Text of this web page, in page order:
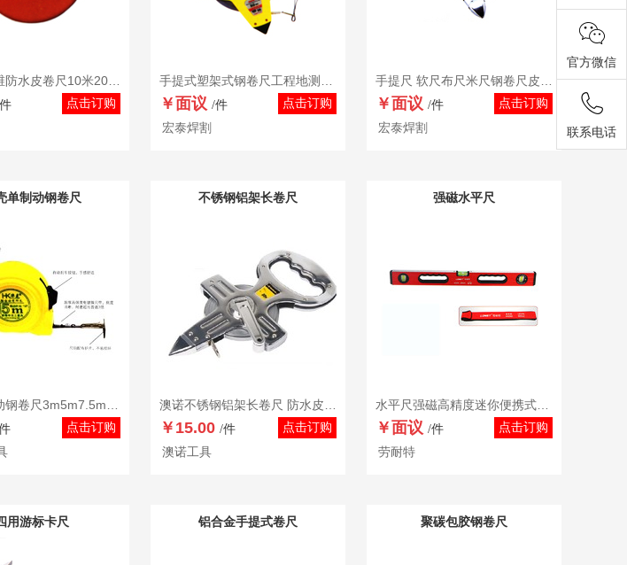
点击订购 ￥面议 /件 点击订购
宏泰焊割
￥面议 /件 点击订购
宏泰焊割
单制动钢卷尺
点击订购
不锈钢铝架长卷尺
￥15.00 /件 点击订购
澳诺工具
强磁水平尺
￥面议 /件 点击订购
劳耐特
用游标卡尺 铝合金手提式卷尺 聚碳包胶钢卷尺
官方微信
联系电话